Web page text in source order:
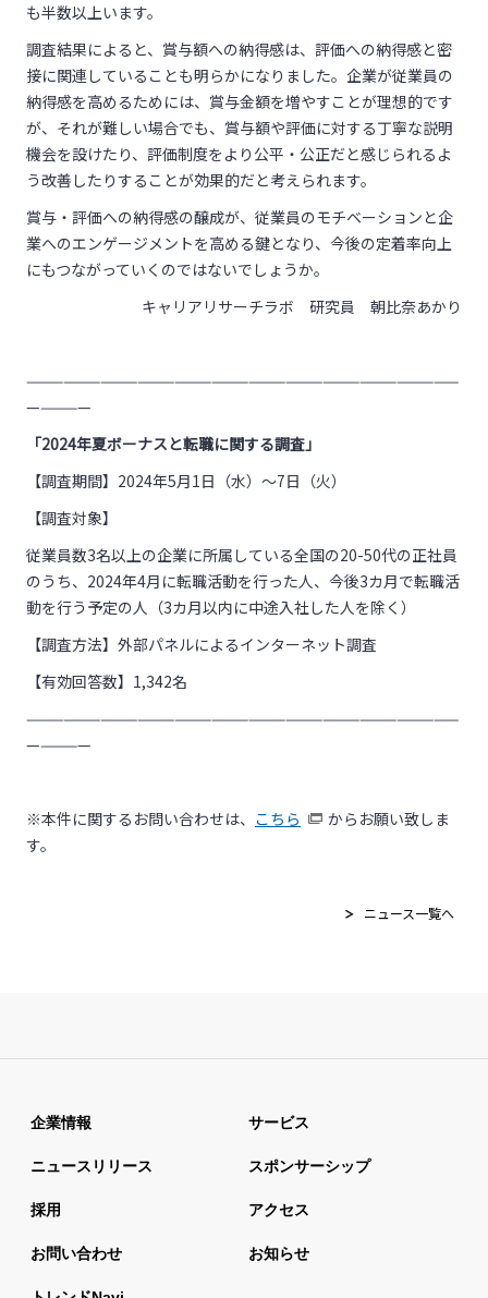
も半数以上います。
調査結果によると、賞与額への納得感は、評価への納得感と密
接に関連していることも明らかになりました。企業が従業員の
納得感を高めるためには、賞与金額を増やすことが理想的です
が、それが難しい場合でも、賞与額や評価に対する丁寧な説明
機会を設けたり、評価制度をより公平・公正だと感じられるよ
う改善したりすることが効果的だと考えられます。
賞与・評価への納得感の醸成が、従業員のモチベーションと企
業へのエンゲージメントを高める鍵となり、今後の定着率向上
にもつながっていくのではないでしょうか。
キャリアリサーチラボ 研究員 朝比奈あかり
———————————————————————————————————
—————
「2024年夏ボーナスと転職に関する調査」
【調査期間】2024年5月1日（水）～7日（火）
【調査対象】
従業員数3名以上の企業に所属している全国の20-50代の正社員
のうち、2024年4月に転職活動を行った人、今後3カ月で転職活
動を行う予定の人（3カ月以内に中途入社した人を除く）
【調査方法】外部パネルによるインターネット調査
【有効回答数】1,342名
———————————————————————————————————
—————
※本件に関するお問い合わせは、 こちら
からお願い致しま
す。
ニュース一覧へ
企業情報 サービス
ニュースリリース スポンサーシップ
採用 アクセス
お問い合わせ お知らせ